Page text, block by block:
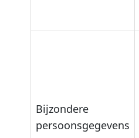
Bijzondere
persoonsgegevens